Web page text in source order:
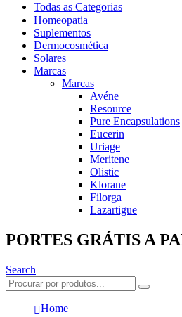
Todas as Categorias
Homeopatia
Suplementos
Dermocosmética
Solares
Marcas
Marcas
Avéne
Resource
Pure Encapsulations
Eucerin
Uriage
Meritene
Olistic
Klorane
Filorga
Lazartigue
PORTES GRÁTIS A
Search
Home